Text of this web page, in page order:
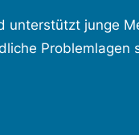
unterstützt junge
Problemlagen